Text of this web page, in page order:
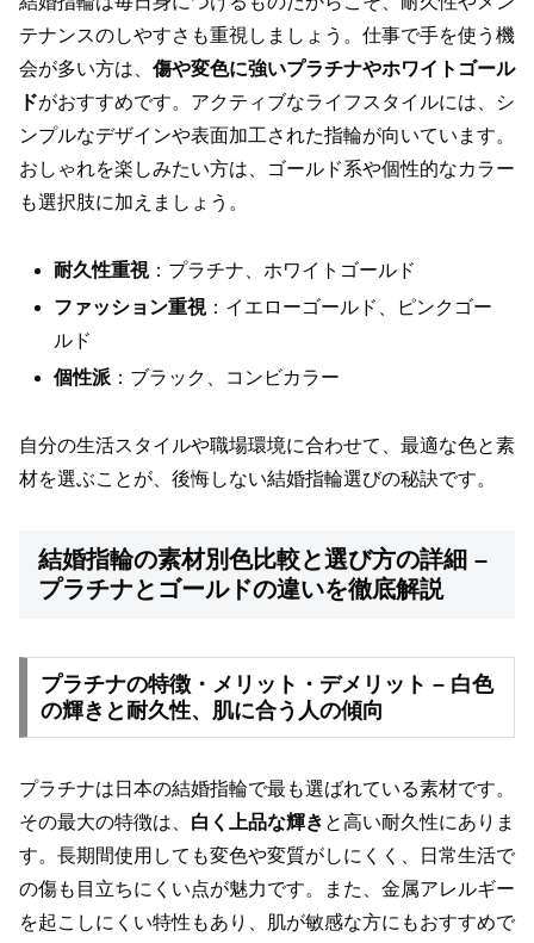
テナンスのしやすさも重視しましょう。仕事で手を使う機
会が多い方は、 傷や変色に強いプラチナやホワイトゴール
ドがおすすめです。アクティブなライフスタイルには、シ
ンプルなデザインや表面加工された指輪が向いています。
おしゃれを楽しみたい方は、ゴールド系や個性的なカラー
も選択肢に加えましょう。
耐久性重視：プラチナ、ホワイトゴールド
ファッション重視：イエローゴールド、ピンクゴー
ルド
個性派 ：ブラック、コンビカラー
自分の生活スタイルや職場環境に合わせて、最適な色と素
材を選ぶことが、後悔しない結婚指輪選びの秘訣です。
結婚指輪の素材別色比較と選び方の詳細 –
プラチナとゴールドの違いを徹底解説
プラチナの特徴・メリット・デメリット – 白色
の輝きと耐久性、肌に合う人の傾向
プラチナは日本の結婚指輪で最も選ばれている素材です。
その最大の特徴は、 白く上品な輝き と高い耐久性にありま
す。長期間使用しても変色や変質がしにくく、日常生活で
の傷も目立ちにくい点が魅力です。また、金属アレルギー
を起こしにくい特性もあり、肌が敏感な方にもおすすめで